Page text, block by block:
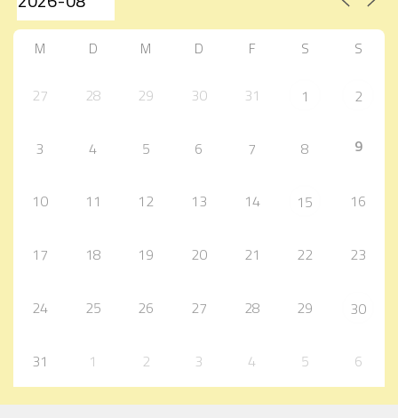
M D M D F S S
27 28 29 30 31 1 2
3 4 5 6 7 8 9
10 11 12 13 14 15 16
17 18 19 20 21 22 23
24 25 26 27 28 29 30
31 1 2 3 4 5 6